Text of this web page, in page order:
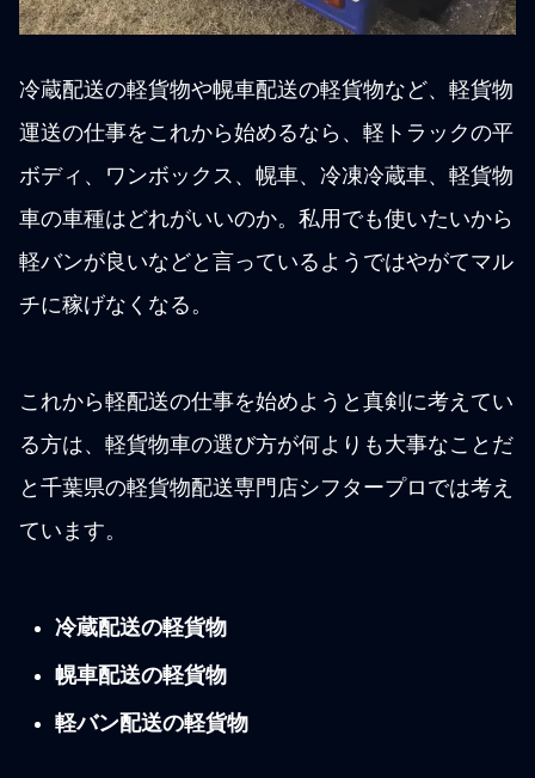
冷蔵配送の軽貨物や幌車配送の軽貨物など、軽貨物
運送の仕事をこれから始めるなら、軽トラックの平
ボディ、ワンボックス、幌車、冷凍冷蔵車、軽貨物
車の車種はどれがいいのか。私用でも使いたいから
軽バンが良いなどと言っているようではやがてマル
チに稼げなくなる。
これから軽配送の仕事を始めようと真剣に考えてい
る方は、軽貨物車の選び方が何よりも大事なことだ
と千葉県の軽貨物配送専門店シフタープロでは考え
ています。
冷蔵配送の軽貨物
幌車配送の軽貨物
軽バン配送の軽貨物